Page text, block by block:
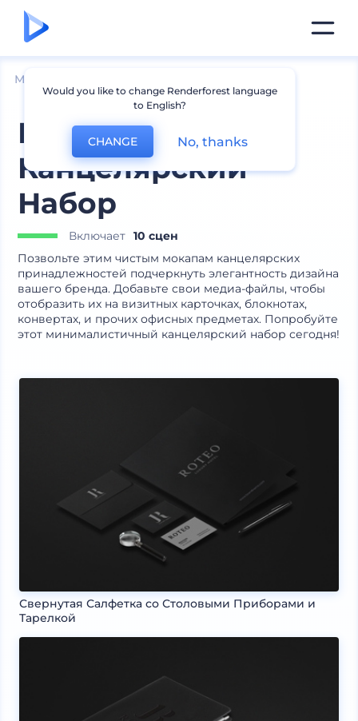
Мокапы
Монохромный
Канцелярский
Набор
Включает 10 сцен
Позвольте этим чистым мокапам канцелярских
принадлежностей подчеркнуть элегантность дизайна
вашего бренда. Добавьте свои медиа-файлы, чтобы
отобразить их на визитных карточках, блокнотах,
конвертах, и прочих офисных предметах. Попробуйте
этот минималистичный канцелярский набор сегодня!
Свернутая Салфетка со Столовыми Приборами и
Тарелкой
Would you like to change Renderforest language
to English?
CHANGE No, thanks